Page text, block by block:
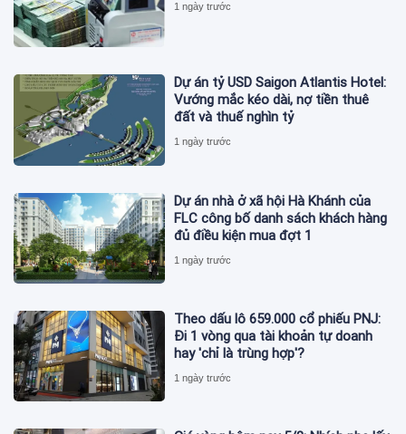
1 ngày trước
Dự án tỷ USD Saigon Atlantis Hotel:
Vướng mắc kéo dài, nợ tiền thuê
đất và thuế nghìn tỷ
1 ngày trước
Dự án nhà ở xã hội Hà Khánh của
FLC công bố danh sách khách hàng
đủ điều kiện mua đợt 1
1 ngày trước
Theo dấu lô 659.000 cổ phiếu PNJ:
Đi 1 vòng qua tài khoản tự doanh
hay 'chỉ là trùng hợp'?
1 ngày trước